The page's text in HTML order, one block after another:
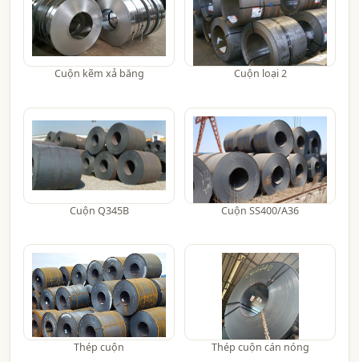
Cuộn kẽm xả băng Cuộn loại 2
Cuộn Q345B Cuộn SS400/A36
Thép cuộn Thép cuộn cán nóng